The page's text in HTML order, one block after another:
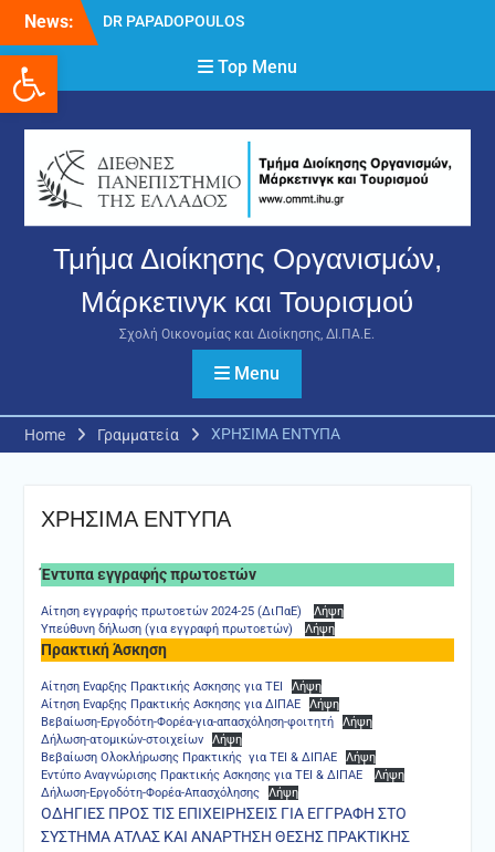
Ανοίξτε τη γραμμή εργαλείων
content
News:
DR PAPADOPOULOS
Δρ Παπαδόπουλος
Νικόλαος
δικαιολογητικών και
ενστάσεων για τη
χορήγηση του
στεγαστικού επιδόματος
ακαδημαϊκού έτους 2025-
2026.
Top Menu
Τμήμα Διοίκησης Οργανισμών,
Μάρκετινγκ και Τουρισμού
Σχολή Οικονομίας και Διοίκησης, ΔΙ.ΠΑ.Ε.
Menu
Home Γραμματεία ΧΡΗΣΙΜΑ ΕΝΤΥΠΑ
ΧΡΗΣΙΜΑ ΕΝΤΥΠΑ
Έντυπα εγγραφής πρωτοετών
Αίτηση εγγραφής πρωτοετών 2024-25 (ΔιΠαΕ)
Λήψη
Υπεύθυνη δήλωση (για εγγραφή πρωτοετών)
Λήψη
Πρακτική Άσκηση
Αίτηση Εναρξης Πρακτικής Ασκησης για ΤΕΙ
Λήψη
Αίτηση Εναρξης Πρακτικής Ασκησης για ΔΙΠΑΕ
Λήψη
Βεβαίωση-Εργοδότη-Φορέα-για-απασχόληση-φοιτητή
Λήψη
Δήλωση-ατομικών-στοιχείων
Λήψη
Βεβαίωση Ολοκλήρωσης Πρακτικής για ΤΕΙ & ΔΙΠΑΕ
Λήψη
Εντύπο Αναγνώρισης Πρακτικής Ασκησης για ΤΕΙ & ΔΙΠΑΕ
Λήψη
Δήλωση-Εργοδότη-Φορέα-Απασχόλησης
Λήψη
ΟΔΗΓΙΕΣ ΠΡΟΣ ΤΙΣ ΕΠΙΧΕΙΡΗΣΕΙΣ ΓΙΑ ΕΓΓΡΑΦΗ ΣΤΟ
ΣΥΣΤΗΜΑ ΑΤΛΑΣ ΚΑΙ ΑΝΑΡΤΗΣΗ ΘΕΣΗΣ ΠΡΑΚΤΙΚΗΣ